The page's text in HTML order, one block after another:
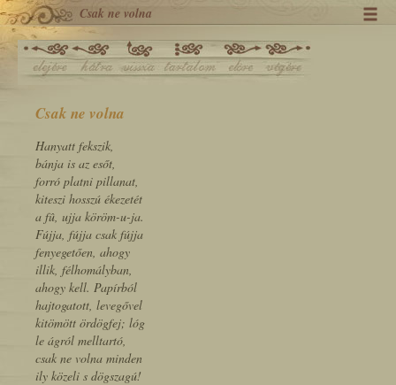
Csak ne volna
Csak ne volna
Hanyatt fekszik,
bánja is az esőt,
forró platni pillanat,
kiteszi hosszú ékezetét
a fû, ujja köröm-u-ja.
Fújja, fújja csak fújja
fenyegetően, ahogy
illik, félhomályban,
ahogy kell. Papírból
hajtogatott, levegővel
kitömött ördögfej; lóg
le ágról melltartó,
csak ne volna minden
ily közeli s dögszagú!